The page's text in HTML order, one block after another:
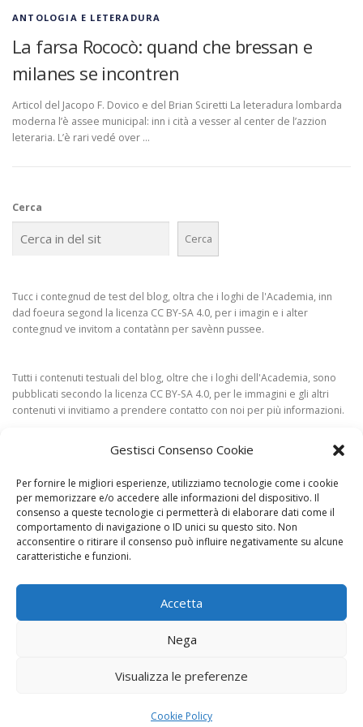
Gestisci Consenso Cookie
Per fornire le migliori esperienze, utilizziamo tecnologie come i cookie
per memorizzare e/o accedere alle informazioni del dispositivo. Il
consenso a queste tecnologie ci permetterà di elaborare dati come il
comportamento di navigazione o ID unici su questo sito. Non
acconsentire o ritirare il consenso può influire negativamente su alcune
caratteristiche e funzioni.
Accetta
Nega
Visualizza le preferenze
Cookie Policy
ANTOLOGIA E LETERADURA
La farsa Rococò: quand che bressan e
milanes se incontren
Articol del Jacopo F. Dovico e del Brian Sciretti La leteradura lombarda
moderna l’è assee municipal: inn i cità a vesser al center de l’azzion
leteraria. L’è rari vedé over …
Cerca
Cerca
Tucc i contegnud de test del blog, oltra che i loghi de l'Academia, inn
dad foeura segond la licenza CC BY-SA 4.0, per i imagin e i alter
contegnud ve invitom a contatànn per savènn pussee.
Tutti i contenuti testuali del blog, oltre che i loghi dell'Academia, sono
pubblicati secondo la licenza CC BY-SA 4.0, per le immagini e gli altri
contenuti vi invitiamo a prendere contatto con noi per più informazioni.
CONTAT
Copyright © 2026 Academia Bonvesin